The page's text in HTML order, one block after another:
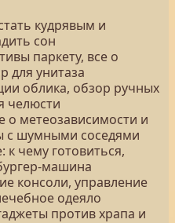
кудрявым и
сон
паркету, все о
для унитаза
облика, обзор ручных
челюсти
о метеозависимости и
с шумными соседями
к чему готовиться,
машина
консоли, управление
одеяло
против храпа и